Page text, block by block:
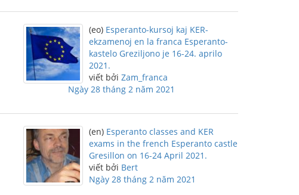
(eo) Esperanto-kursoj kaj KER-
ekzamenoj en la franca Esperanto-
kastelo Greziljono je 16-24. aprilo
2021.
viết bởi Zam_franca
Ngày 28 tháng 2 năm 2021
(en) Esperanto classes and KER
exams in the french Esperanto castle
Gresillon on 16-24 April 2021.
viết bởi Bert
Ngày 28 tháng 2 năm 2021